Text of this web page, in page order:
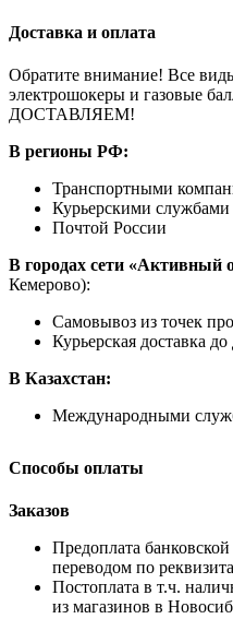
Доставка и оплата
Обратите внимание! Все
электрошокеры и газовые
ДОСТАВЛЯЕМ!
В регионы РФ:
Транспортными
Курьерскими службами
Почтой России
В городах сети «Активный
Кемерово):
Самовывоз из точек
Курьерская доставка до
В Казахстан:
Международными
Способы оплаты
Заказов
Предоплата
переводом по
Постоплата в т.ч.
из магазинов в